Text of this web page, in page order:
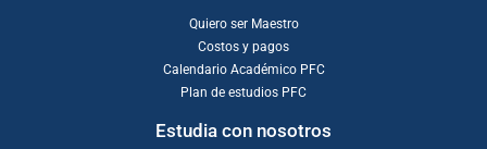
Quiero ser Maestro
Costos y pagos
Calendario Académico PFC
Plan de estudios PFC
Estudia con nosotros